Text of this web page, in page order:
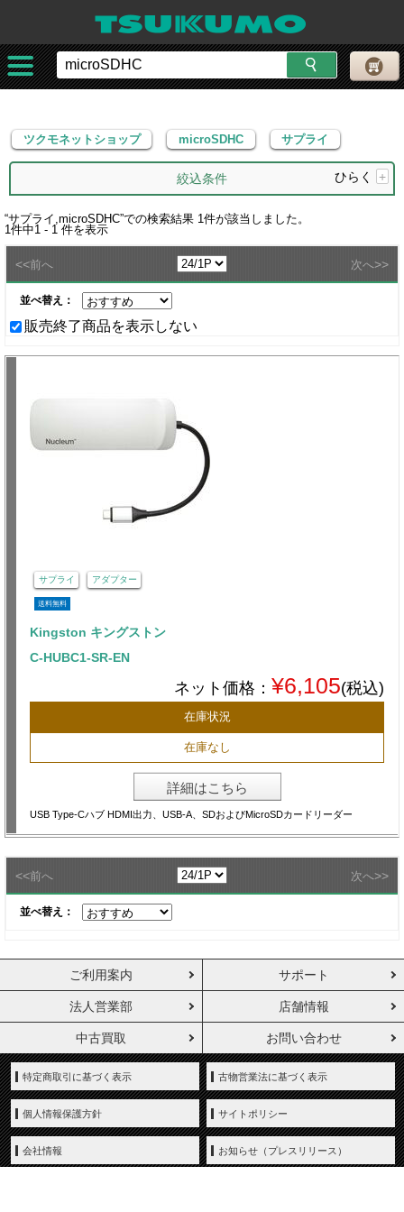
ツクモネットショップ サプライ
ツクモネットショップ microSDHC サプライ
絞込条件 ひらく +
“サプライ,microSDHC”での検索結果 1件が該当しました。
1件中1 - 1 件を表示
<<前へ 次へ>>
並べ替え：
販売終了商品を表示しない
サプライ アダプター
送料無料
Kingston キングストン
C-HUBC1-SR-EN
ネット価格： ¥6,105(税込)
在庫状況
在庫なし
詳細はこちら
USB Type-Cハブ HDMI出力、USB-A、SDおよびMicroSDカードリーダー
<<前へ 次へ>>
並べ替え：
ご利用案内 サポート
法人営業部 店舗情報
中古買取 お問い合わせ
特定商取引に基づく表示 古物営業法に基づく表示
個人情報保護方針 サイトポリシー
会社情報 お知らせ（プレスリリース）